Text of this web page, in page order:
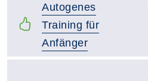
Autogenes
Training für
Anfänger